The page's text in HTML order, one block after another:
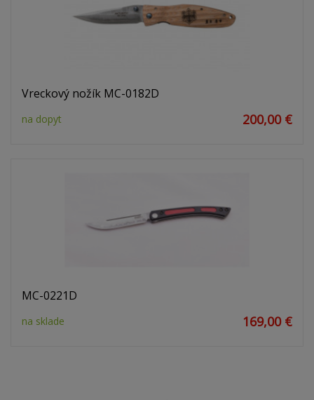
Vreckový nožík MC-0182D
na dopyt 200,00 €
MC-0221D
na sklade 169,00 €